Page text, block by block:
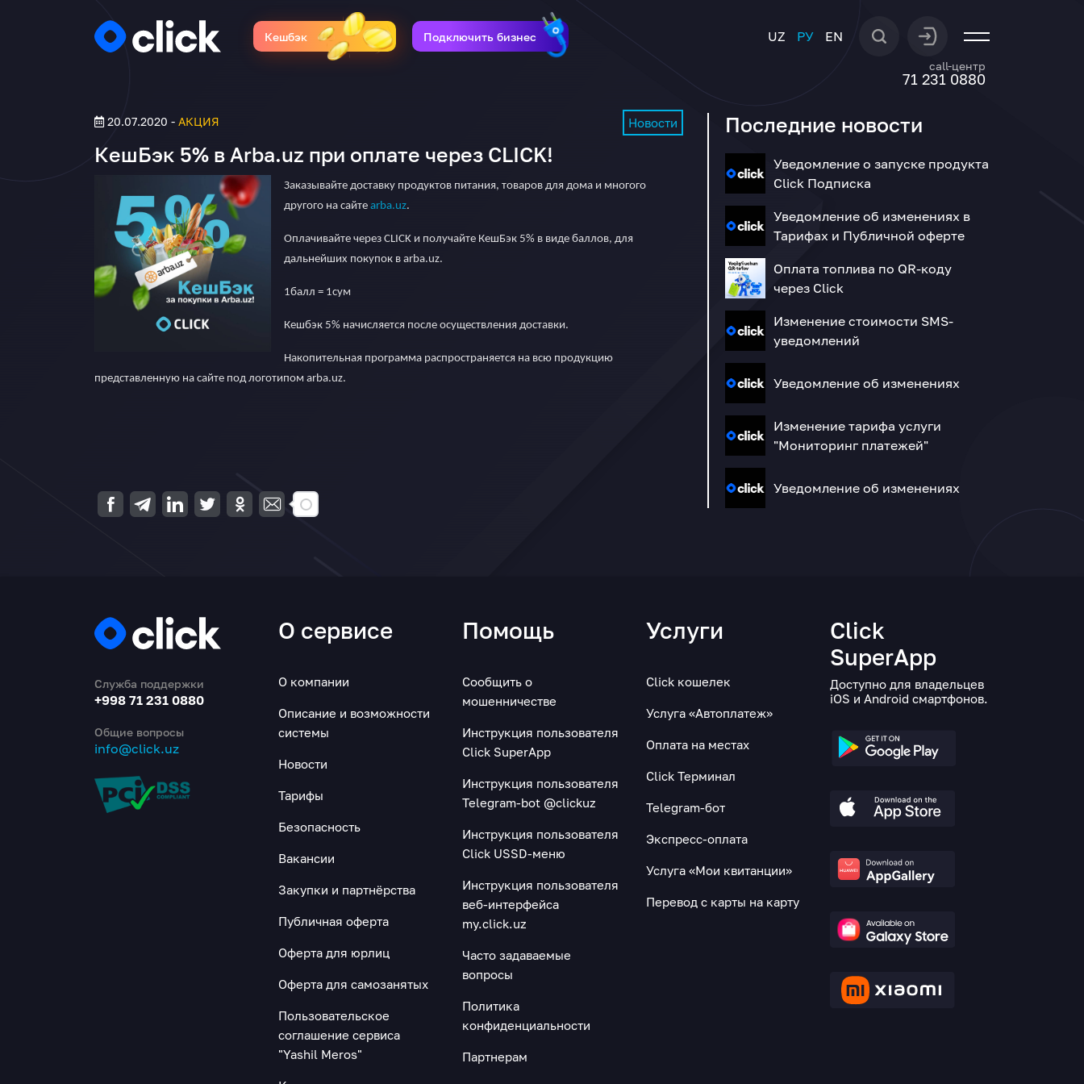
Кешбэк Подключить бизнес
call-центр
71 231 0880
UZ РУ EN
20.07.2020 - АКЦИЯ Новости
КешБэк 5% в Arba.uz при оплате через CLICK!
Заказывайте доставку продуктов питания, товаров для дома и многого
другого на сайте arba.uz.
Оплачивайте через CLICK и получайте КешБэк 5% в виде баллов, для
дальнейших покупок в arba.uz.
1балл = 1сум
Кешбэк 5% начисляется после осуществления доставки.
Накопительная программа распространяется на всю продукцию
представленную на сайте под логотипом arba.uz.
Последние новости
Уведомление о запуске продукта
Click Подписка
Уведомление об изменениях в
Тарифах и Публичной оферте
Оплата топлива по QR-коду
через Click
Изменение стоимости SMS-
уведомлений
Уведомление об изменениях
Изменение тарифа услуги
"Мониторинг платежей"
Уведомление об изменениях
Служба поддержки
+998 71 231 0880
Общие вопросы
info@click.uz
О сервисе
О компании
Описание и возможности
системы
Новости
Тарифы
Безопасность
Вакансии
Закупки и партнёрства
Публичная оферта
Оферта для юрлиц
Оферта для самозанятых
Пользовательское
соглашение сервиса
"Yashil Meros"
Помощь
Сообщить о
мошенничестве
Инструкция пользователя
Click SuperApp
Инструкция пользователя
Telegram-bot @clickuz
Инструкция пользователя
Click USSD-меню
Инструкция пользователя
веб-интерфейса
my.click.uz
Часто задаваемые
вопросы
Политика
конфиденциальности
Партнерам
Услуги
Click кошелек
Услуга «Автоплатеж»
Оплата на местах
Click Терминал
Telegram-бот
Экспресс-оплата
Услуга «Мои квитанции»
Перевод с карты на карту
Click
SuperApp
Доступно для владельцев
iOS и Android смартфонов.